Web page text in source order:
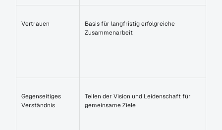
Vertrauen
Basis für langfristig erfolgreiche
Zusammenarbeit
Gegenseitiges
Verständnis
Teilen der Vision und Leidenschaft für
gemeinsame Ziele